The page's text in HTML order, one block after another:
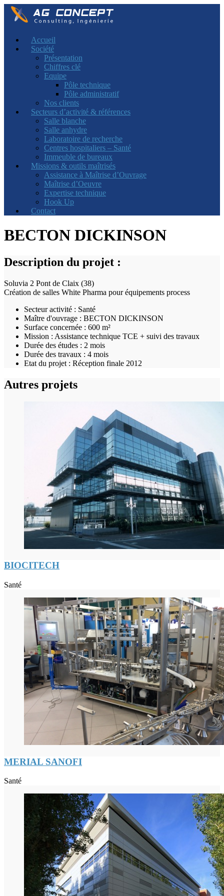
Accueil
Société
Présentation
Chiffres clé
Equipe
Pôle technique
Pôle administratif
Nos clients
Secteurs d’activité & références
Salle blanche
Salle anhydre
Laboratoire de recherche
Centres hospitaliers – Santé
Immeuble de bureaux
Missions & outils maîtrisés
Assistance à Maîtrise d’Ouvrage
Maîtrise d’Oeuvre
Expertise technique
Hook Up
Contact
BECTON DICKINSON
Description du projet :
Soluvia 2 Pont de Claix (38)
Création de salles White Pharma pour équipements process
Secteur activité : Santé
Maître d'ouvrage : BECTON DICKINSON
Surface concernée : 600 m²
Mission : Assistance technique TCE + suivi des travaux
Durée des études : 2 mois
Durée des travaux : 4 mois
Etat du projet : Réception finale 2012
Autres projets
BIOCITECH
Santé
MERIAL SANOFI
Santé